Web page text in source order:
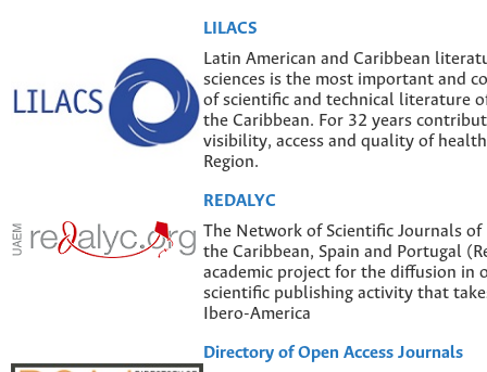
LILACS
Latin American and Caribbean
sciences is the most important and
of scientific and technical literature
the Caribbean. For 32 years
visibility, access and quality of
Region.
REDALYC
The Network of Scientific Journals of
the Caribbean, Spain and Portugal
academic project for the diffusion in
scientific publishing activity that
Ibero-America
Directory of Open Access Journals